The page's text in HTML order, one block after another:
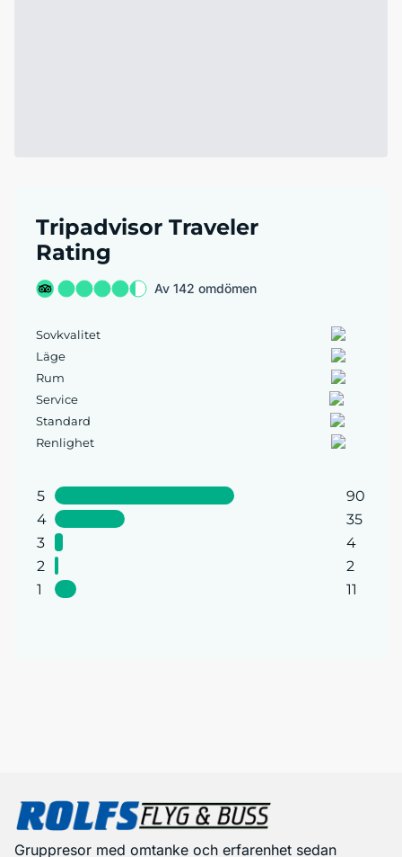
Tripadvisor Traveler
Rating
Av 142 omdömen
Sovkvalitet
Läge
Rum
Service
Standard
Renlighet
5
90
4
35
3
4
2
2
1
11
Gruppresor med omtanke och erfarenhet sedan